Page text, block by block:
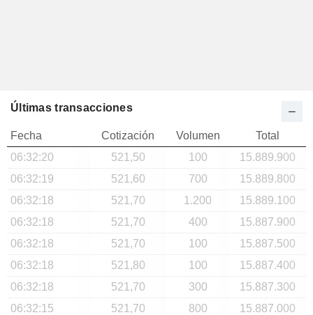
Últimas transacciones
Fecha Cotización Volumen
Total
06:32:20
521,50 100
15.889.900
06:32:19
521,60 700
15.889.800
06:32:18
521,70 1.200
15.889.100
06:32:18
521,70 400
15.887.900
06:32:18
521,70 100
15.887.500
06:32:18
521,80 100
15.887.400
06:32:18
521,70 300
15.887.300
06:32:15
521,70 800
15.887.000